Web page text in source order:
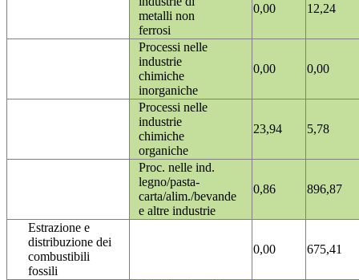
metalli non
ferrosi
0,00 12,24
Processi nelle
industrie
chimiche
inorganiche
0,00 0,00
Processi nelle
industrie
chimiche
organiche
23,94 5,78
Proc. nelle ind.
legno/pasta-
carta/alim./bevande
e altre industrie
0,86 896,87
Estrazione e
distribuzione dei
combustibili
fossili
0,00 675,41